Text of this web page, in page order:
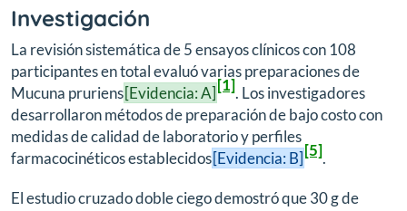
Investigación
La revisión sistemática de 5 ensayos clínicos con 108
participantes en total evaluó varias preparaciones de
Mucuna pruriens[Evidencia: A][1]. Los investigadores
desarrollaron métodos de preparación de bajo costo con
medidas de calidad de laboratorio y perfiles
farmacocinéticos establecidos[Evidencia: B][5].
El estudio cruzado doble ciego demostró que 30 g de